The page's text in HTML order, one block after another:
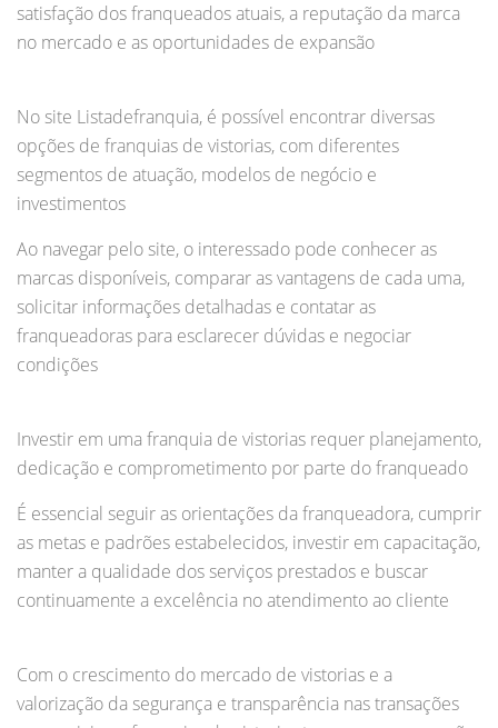
satisfação dos franqueados atuais, a reputação da marca
no mercado e as oportunidades de expansão
No site Listadefranquia, é possível encontrar diversas
opções de franquias de vistorias, com diferentes
segmentos de atuação, modelos de negócio e
investimentos
Ao navegar pelo site, o interessado pode conhecer as
marcas disponíveis, comparar as vantagens de cada uma,
solicitar informações detalhadas e contatar as
franqueadoras para esclarecer dúvidas e negociar
condições
Investir em uma franquia de vistorias requer planejamento,
dedicação e comprometimento por parte do franqueado
É essencial seguir as orientações da franqueadora, cumprir
as metas e padrões estabelecidos, investir em capacitação,
manter a qualidade dos serviços prestados e buscar
continuamente a excelência no atendimento ao cliente
Com o crescimento do mercado de vistorias e a
valorização da segurança e transparência nas transações